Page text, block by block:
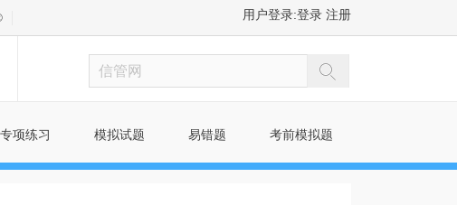
用户登录:登录 注册
专项练习 模拟试题 易错题 考前模拟题